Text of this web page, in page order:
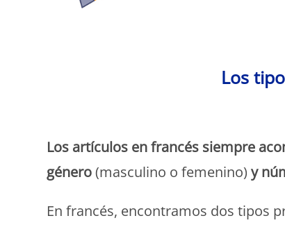
Los
Los artículos en francés siempre
género(masculino o femenino)y
En francés, encontramos dos tipos